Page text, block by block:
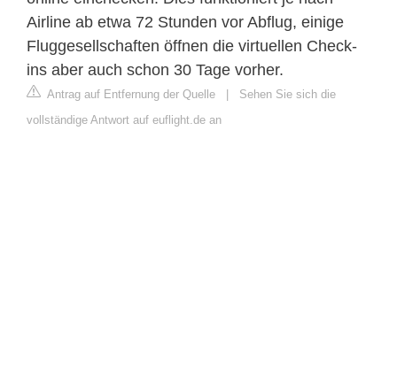
Airline ab etwa 72 Stunden vor Abflug, einige
Fluggesellschaften öffnen die virtuellen Check-
ins aber auch schon 30 Tage vorher.
Antrag auf Entfernung der Quelle | Sehen Sie sich die
vollständige Antwort auf euflight.de an